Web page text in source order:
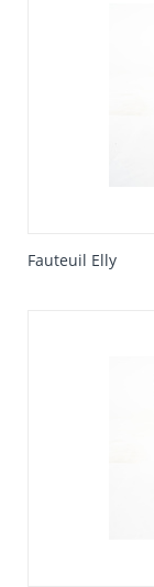
Fauteuil Elly